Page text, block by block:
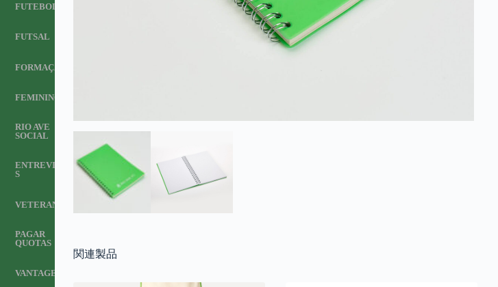
FUTEBOL
FUTSAL
FORMAÇÃO
FEMININO
RIO AVE
SOCIAL
ENTREVISTA
S
VETERANOS
PAGAR
QUOTAS
VANTAGENS
関連製品